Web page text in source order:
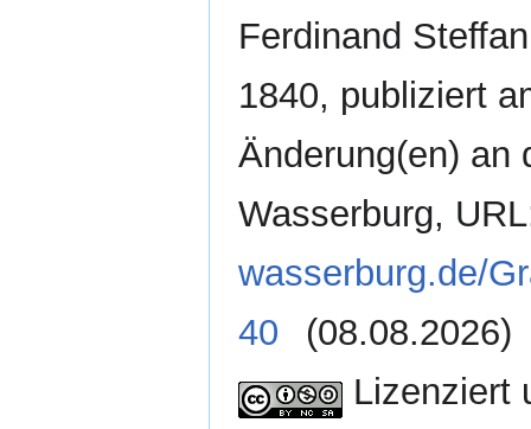
Ferdinand
1840, publiziert
Änderung(en) an
Wasserburg,
wasserburg.de/
40
(08.08.2026)
Lizenziert